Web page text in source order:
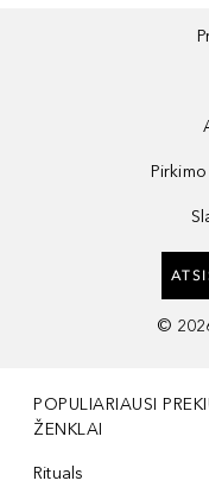
©
POPULIARIAUSI
ŽENKLAI
Rituals